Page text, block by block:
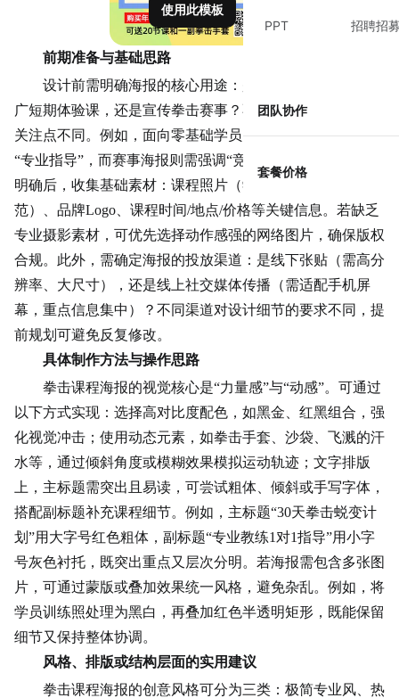
PPT 招聘招
团队协作
套餐价格
使用此模板
前期准备与基础思路
设计前需明确海报的核心用途：是吸引新学员报名、推
广短期体验课，还是宣传拳击赛事？不同场景的目标人群和
关注点不同。例如，面向零基础学员的海报需突出“低门槛”
“专业指导”，而赛事海报则需强调“竞技性”“观赏性”。目标
明确后，收集基础素材：课程照片（学员训练、教练示
范）、品牌Logo、课程时间/地点/价格等关键信息。若缺乏
专业摄影素材，可优先选择动作感强的网络图片，确保版权
合规。此外，需确定海报的投放渠道：是线下张贴（需高分
辨率、大尺寸），还是线上社交媒体传播（需适配手机屏
幕，重点信息集中）？不同渠道对设计细节的要求不同，提
前规划可避免反复修改。
具体制作方法与操作思路
拳击课程海报的视觉核心是“力量感”与“动感”。可通过
以下方式实现：选择高对比度配色，如黑金、红黑组合，强
化视觉冲击；使用动态元素，如拳击手套、沙袋、飞溅的汗
水等，通过倾斜角度或模糊效果模拟运动轨迹；文字排版
上，主标题需突出且易读，可尝试粗体、倾斜或手写字体，
搭配副标题补充课程细节。例如，主标题“30天拳击蜕变计
划”用大字号红色粗体，副标题“专业教练1对1指导”用小字
号灰色衬托，既突出重点又层次分明。若海报需包含多张图
片 ，可通过蒙版或叠加效果统一风格，避免杂乱。例如，将
学员训练照处理为黑白，再叠加红色半透明矩形，既能保留
细节又保持整体协调。
风格、排版或结构层面的实用建议
拳击课程海报的创意风格可分为三类：极简专业风、热